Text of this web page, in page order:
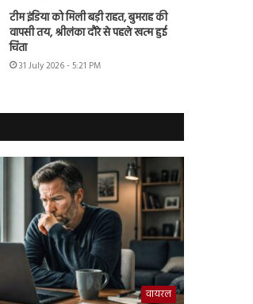
टीम इंडिया को मिली बड़ी राहत, बुमराह की
वापसी तय, श्रीलंका दौरे से पहले खत्म हुई
चिंता
31 July 2026 - 5:21 PM
वायरल